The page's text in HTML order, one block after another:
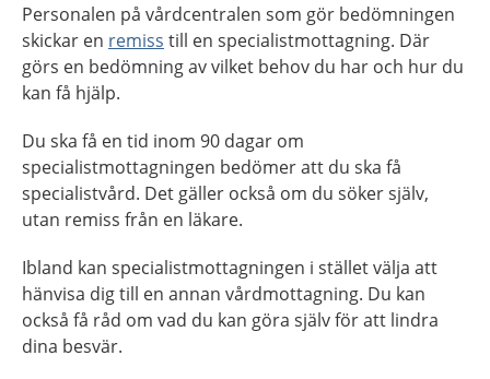
Personalen på vårdcentralen som gör bedömningen
skickar en remiss till en specialistmottagning. Där
görs en bedömning av vilket behov du har och hur du
kan få hjälp.
Du ska få en tid inom 90 dagar om
specialistmottagningen bedömer att du ska få
specialistvård. Det gäller också om du söker själv,
utan remiss från en läkare.
Ibland kan specialistmottagningen i stället välja att
hänvisa dig till en annan vårdmottagning. Du kan
också få råd om vad du kan göra själv för att lindra
dina besvär.